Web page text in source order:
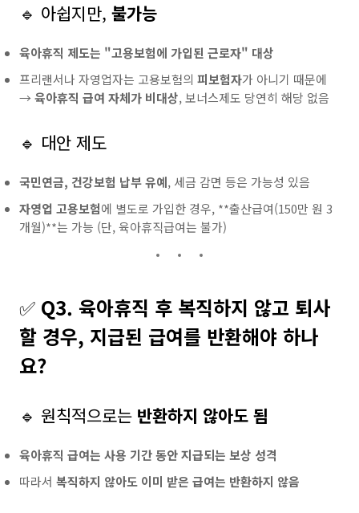
🔹 아쉽지만, 불가능
육아휴직 제도는 "고용보험에 가입된 근로자" 대상
프리랜서나 자영업자는 고용보험의 피보험자가 아니기 때문에
→육아휴직 급여 자체가 비대상, 보너스제도 당연히 해당 없음
🔹 대안 제도
국민연금, 건강보험 납부 유예, 세금 감면 등은 가능성 있음
자영업 고용보험에 별도로 가입한 경우, **출산급여(150만 원 3
개월)**는 가능 (단, 육아휴직급여는 불가)
✅ Q3. 육아휴직 후 복직하지 않고 퇴사
할 경우, 지급된 급여를 반환해야 하나
요?
🔹 원칙적으로는 반환하지 않아도 됨
육아휴직 급여는 사용 기간 동안 지급되는 보상 성격
따라서 복직하지 않아도 이미 받은 급여는 반환하지 않음